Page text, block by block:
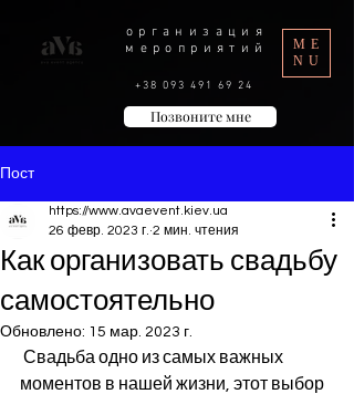
ME
NU
+38 093 491 69 24
организация
мероприятий
Позвоните мне
Пост
Как организовать свадьбу
самостоятельно
https://www.avaevent.kiev.ua
26 февр. 2023 г. 2 мин. чтения
Обновлено: 15 мар. 2023 г.
моментов в нашей жизни, этот выбор